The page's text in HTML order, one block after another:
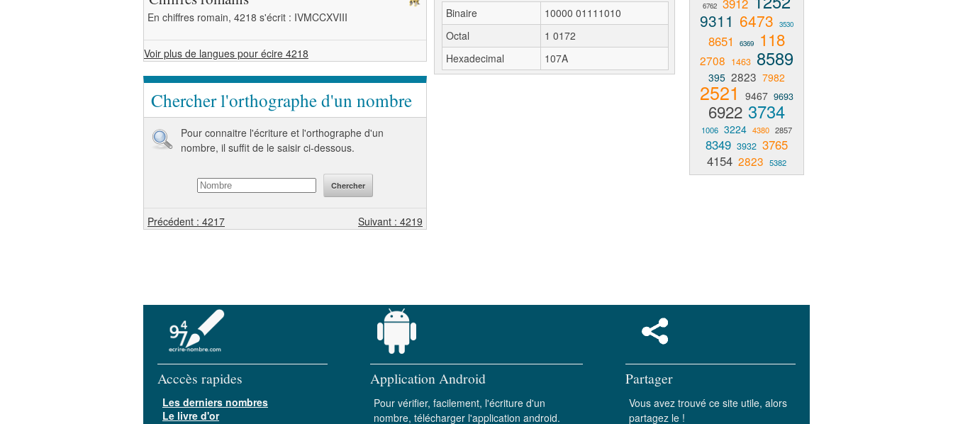
En chiffres romain, 4218 s'écrit : IVMCCXVIII
Voir plus de langues pour écire 4218
Chercher l'orthographe d'un nombre
Pour connaitre l'écriture et l'orthographe d'un
nombre, il suffit de le saisir ci-dessous.
Précédent : 4217 Suivant : 4219
Binaire
10000 01111010
Octal
1 0172
Hexadecimal
107A
6762 3912
9311 6473 3530
8651 6369 118
2708 1463 8589
395 2823 7982
2521 9467 9693
6922 3734
1006 3224 4380 2857
8349 3932 3765
4154 2823 5382
Acccès rapides
Les derniers nombres
Le livre d'or
Application Android
Pour vérifier, facilement, l'écriture d'un
nombre, télécharger l'application android.
Partager
Vous avez trouvé ce site utile, alors
partagez le !